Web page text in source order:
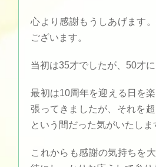
心より感謝もうしあげます
ございます。
当初は35才でしたが、50才に
最初は10周年を迎える日を
張ってきましたが、それを
という間だった気がいたしま
これからも感謝の気持ちを